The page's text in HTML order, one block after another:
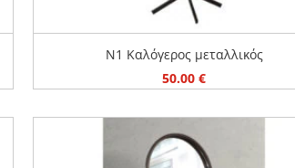
N1 Καλόγερος μεταλλικός
50.00€